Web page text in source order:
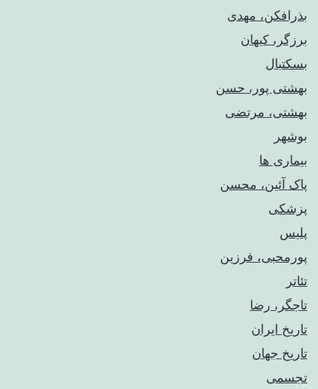
بذرافکن، مهدی
برزگر، کیهان
بسکتبال
بهشتی پور، حسن
بهشتی، مرتضی
بوشهر
بیماری ها
پاک آئین، محسن
پزشکی
پلیس
پورمحبی، فرزین
تئاتر
تاجگر، رضا
تاریخ ایران
تاریخ جهان
تجسمی